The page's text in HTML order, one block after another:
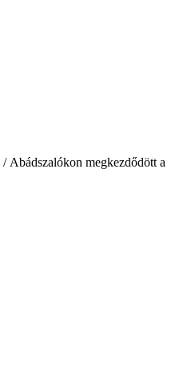
/ Abádszalókon megkezdődött a